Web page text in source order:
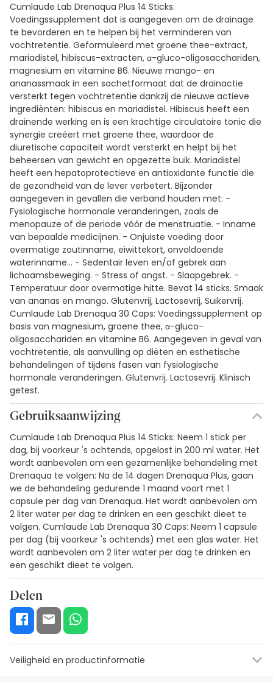
Cumlaude Lab Drenaqua Plus 14 Sticks:
Voedingssupplement dat is aangegeven om de drainage
te bevorderen en te helpen bij het verminderen van
vochtretentie. Geformuleerd met groene thee-extract,
mariadistel, hibiscus-extracten, α-gluco-oligosacchariden,
magnesium en vitamine B6. Nieuwe mango- en
ananassmaak in een sachetformaat dat de drainactie
versterkt tegen vochtretentie dankzij de nieuwe actieve
ingrediënten: hibiscus en mariadistel. Hibiscus heeft een
drainende werking en is een krachtige circulatoire tonic die
synergie creëert met groene thee, waardoor de
diuretische capaciteit wordt versterkt en helpt bij het
beheersen van gewicht en opgezette buik. Mariadistel
heeft een hepatoprotectieve en antioxidante functie die
de gezondheid van de lever verbetert. Bijzonder
aangegeven in gevallen die verband houden met: -
Fysiologische hormonale veranderingen, zoals de
menopauze of de periode vóór de menstruatie. - Inname
van bepaalde medicijnen. - Onjuiste voeding door
overmatige zoutinname, eiwittekort, onvoldoende
waterinname… - Sedentair leven en/of gebrek aan
lichaamsbeweging. - Stress of angst. - Slaapgebrek. -
Temperatuur door overmatige hitte. Bevat 14 sticks. Smaak
van ananas en mango. Glutenvrij, Lactosevrij, Suikervrij.
Cumlaude Lab Drenaqua 30 Caps: Voedingssupplement op
basis van magnesium, groene thee, α-gluco-
oligosacchariden en vitamine B6. Aangegeven in geval van
vochtretentie, als aanvulling op diëten en esthetische
behandelingen of tijdens fasen van fysiologische
hormonale veranderingen. Glutenvrij. Lactosevrij. Klinisch
getest.
Gebruiksaanwijzing
Cumlaude Lab Drenaqua Plus 14 Sticks: Neem 1 stick per
dag, bij voorkeur 's ochtends, opgelost in 200 ml water. Het
wordt aanbevolen om een gezamenlijke behandeling met
Drenaqua te volgen: Na de 14 dagen Drenaqua Plus, gaan
we de behandeling gedurende 1 maand voort met 1
capsule per dag van Drenaqua. Het wordt aanbevolen om
2 liter water per dag te drinken en een geschikt dieet te
volgen. Cumlaude Lab Drenaqua 30 Caps: Neem 1 capsule
per dag (bij voorkeur 's ochtends) met een glas water. Het
wordt aanbevolen om 2 liter water per dag te drinken en
een geschikt dieet te volgen.
Delen
Veiligheid en productinformatie